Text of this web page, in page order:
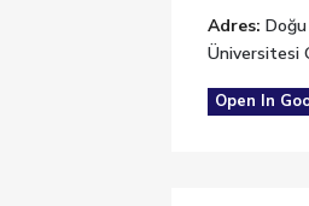
Adres:
Üniversitesi
Open In